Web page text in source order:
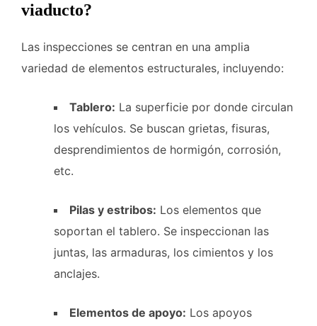
viaducto?
Las inspecciones se centran en una amplia
variedad de elementos estructurales, incluyendo:
Tablero: La superficie por donde circulan
los vehículos. Se buscan grietas, fisuras,
desprendimientos de hormigón, corrosión,
etc.
Pilas y estribos: Los elementos que
soportan el tablero. Se inspeccionan las
juntas, las armaduras, los cimientos y los
anclajes.
Elementos de apoyo: Los apoyos